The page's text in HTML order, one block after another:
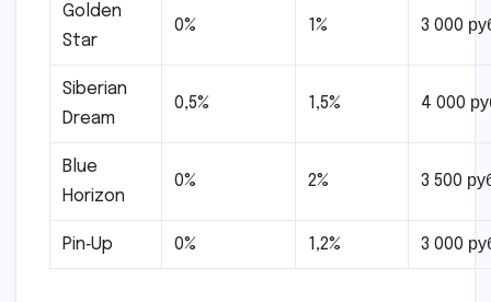
Golden
Star
0% 1% 3 000
Siberian
Dream
0,5% 1,5% 4 000
Blue
Horizon
0% 2% 3 500
Pin‑Up 0% 1,2% 3 000